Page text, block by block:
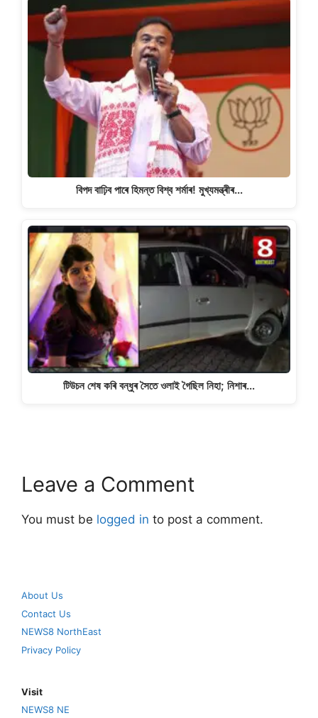
বিপদ বাঢ়িব পাৰে হিমন্ত বিশ্ব শৰ্মাৰ! মুখ্যমন্ত্ৰীৰ…
টিউচন শেষ কৰি বন্ধুৰ সৈতে ওলাই গৈছিল নিহা; নিশাৰ…
Leave a Comment
You must be logged in to post a comment.
About Us
Contact Us
NEWS8 NorthEast
Privacy Policy
Visit
NEWS8 NE